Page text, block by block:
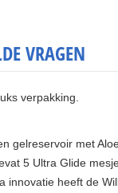
verpakking.
gelreservoir met
5 Ultra Glide
innovatie heeft de
VRAGEN